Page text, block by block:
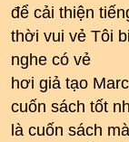
để cải thiện
thời vui vẻ Tôi
nghe có vẻ
hơi giả tạo
cuốn sách tốt
là cuốn sách